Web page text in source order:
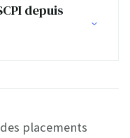
depuis
placements